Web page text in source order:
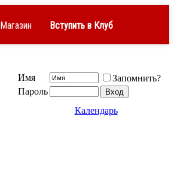
Магазин Вступить в Клуб
Имя
Запомнить?
Пароль
Календарь